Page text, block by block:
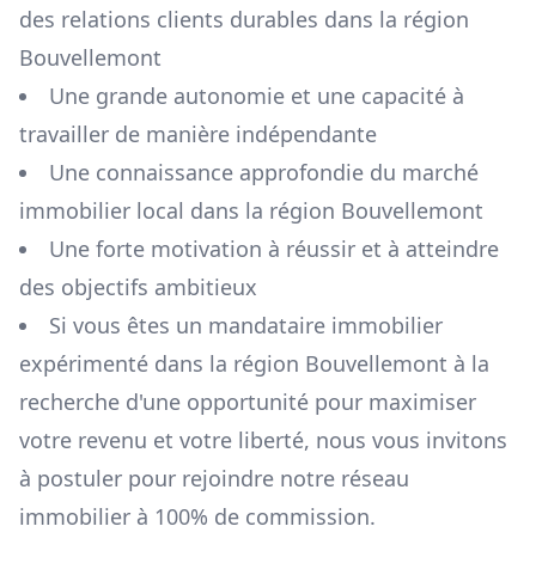
des relations clients durables dans la région
Bouvellemont
Une grande autonomie et une capacité à
travailler de manière indépendante
Une connaissance approfondie du marché
immobilier local dans la région Bouvellemont
Une forte motivation à réussir et à atteindre
des objectifs ambitieux
Si vous êtes un mandataire immobilier
expérimenté dans la région Bouvellemont à la
recherche d'une opportunité pour maximiser
votre revenu et votre liberté, nous vous invitons
à postuler pour rejoindre notre réseau
immobilier à 100% de commission.